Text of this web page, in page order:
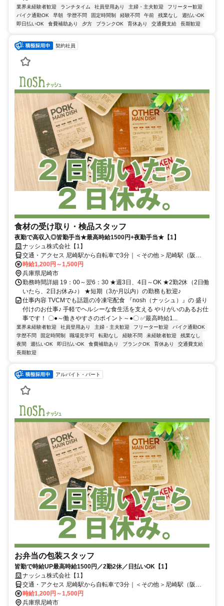
業界未経験者歓迎 ランチタイム 社員登用あり 主婦・主夫歓迎
フリーター歓迎
バイク通勤OK
早朝 学歴不問 固定時間制 経験不問 午前 残業なし
週払いOK
即日払いOK
食費補助あり 夕方 ブランクOK 育休あり 交通費支給 長期歓迎
契約社員
食材の受け取り・検品スタッフ
夜勤で高収入◎皆勤手当★最高時給1500円+夜勤手当★【1】
ナッシュ株式会社【1】
交通・アクセス 尼崎駅から自転車で3分｜＜その他＞尼崎駅（阪
神）・JR塚口駅・JR立花駅からは自転車で10分
時給1,200円～1,500円
兵庫県尼崎市
勤務時間詳細 19：00～翌6：30 ★週3日、4日～OK ★2勤2休（2日働
いたら、2日お休み♪） ★短期（3か月以内）の勤務も歓迎♪
仕事内容 TVCMでも話題の冷凍宅配食 『nosh（ナッシュ）』の 盛り
付けのお仕事♪ 手軽でヘルシーな食生活を支える やりがいのあるお仕
事です！ 〇●～働きやすさのポイント～●〇 ✅️最高時給1...
業界未経験者歓迎 社員登用あり 主婦・主夫歓迎 フリーター歓迎
バイク通勤OK
学歴不問
固定時間制 職場見学可 転勤なし 経験不問 未経験者歓迎
残業なし
夜間
週払いOK 即日払いOK 食費補助あり ブランクOK 育休あり
交通費支給
長期歓迎
アルバイト・パート
お弁当の包装スタッフ
皆勤で時給UP最高時給1500円／2勤2休／日払いOK【1】
ナッシュ株式会社【1】
交通・アクセス 尼崎駅から自転車で3分｜＜その他＞尼崎駅（阪
神）・JR塚口駅・JR立花駅からは自転車で10分
時給1,200円～1,500円
兵庫県尼崎市